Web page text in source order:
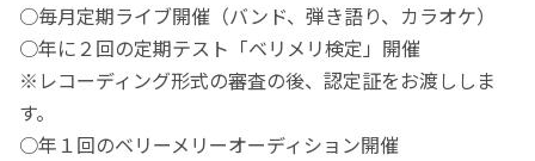
○毎月定期ライブ開催（バンド、弾き語り、カラオケ）
○年に２回の定期テスト「ベリメリ検定」開催
※レコーディング形式の審査の後、認定証をお渡ししま
す。
○年１回のベリーメリーオーディション開催